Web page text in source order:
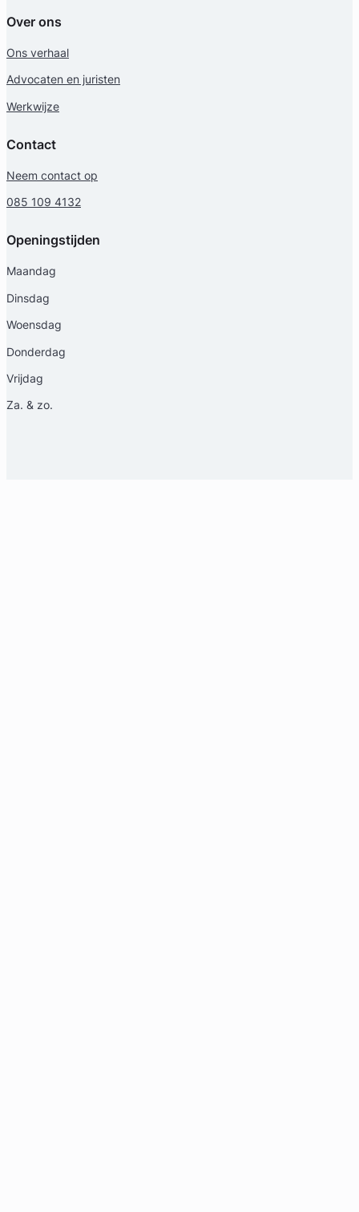
Over ons
Ons verhaal
Advocaten en juristen
Werkwijze
Contact
Neem contact op
085 109 4132
Openingstijden
Maandag
Dinsdag
Woensdag
Donderdag
Vrijdag
Za. & zo.